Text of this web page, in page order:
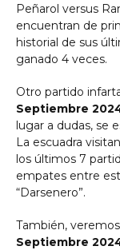
Peñarol versus
encuentran de
historial de sus
ganado 4 veces.
Otro partido
Septiembre
lugar a dudas, se
La escuadra
los últimos 7
empates entre
“Darsenero”.
También,
Septiembre